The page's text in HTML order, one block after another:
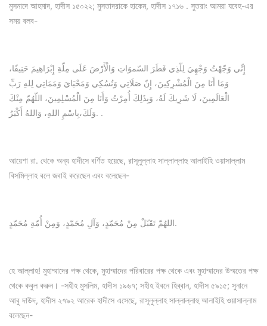
মুসনাদে আহমাদ, হাদীস ১৫০২২; মুসতাদরাকে হাকেম, হাদীস ১৭১৬ . সুতরাং আমরা যবেহ-এর
সময় বলব-
إِنِّي وَجّهْتُ وَجْهِيَ لِلّذِي فَطَرَ السّموَاتِ وَالْأَرْضَ عَلَى مِلّةِ إِبْرَاهِيمَ حَنِيفًا،
وَمَا أَنَا مِنَ الْمُشْرِكِينَ، إِنّ صَلَاتِي وَنُسُكِي وَمَحْيَايَ وَمَمَاتِي لِلهِ رَبِّ
الْعَالَمِينَ، لَا شَرِيكَ لَهُ، وَبِذَلِكَ أُمِرْتُ وَأَنَا مِنَ الْمُسْلِمِينَ، اللّهُمّ مِنْكَ
وَلَكَ،بِاسْمِ اللهِ، وَاللهُ أَكْبَرُ. .
আয়েশা রা. থেকে অন্য হাদীসে বর্ণিত হয়েছে, রাসূলুল্লাহ সাল্লাল্লাহু আলাইহি ওয়াসাল্লাম
বিসমিল্লাহ বলে জবাই করেছেন এবং বলেছেন-
اللهُمّ تَقَبّلْ مِنْ مُحَمّدٍ، وَآلِ مُحَمّدٍ، وَمِنْ أُمّةِ مُحَمّدٍ.
হে আল্লাহ! মুহাম্মাদের পক্ষ থেকে, মুহাম্মাদের পরিবারের পক্ষ থেকে এবং মুহাম্মাদের উম্মতের পক্ষ
থেকে কবুল করুন। -সহীহ মুসলিম, হাদীস ১৯৬৭; সহীহ ইবনে হিব্বান, হাদীস ৫৯১৫; সুনানে
আবু দাউদ, হাদীস ২৭৯২ আরেক হাদীসে এসেছে, রাসূলুল্লাহ সাল্লাল্লাহু আলাইহি ওয়াসাল্লাম
বলেছেন-